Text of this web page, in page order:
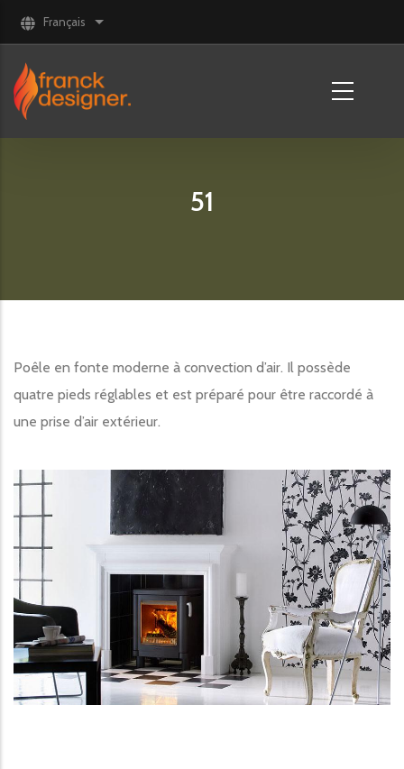
Aller au contenu principal
Français Lister les actions supplémentaires
51
Poêle en fonte moderne à convection d’air. Il possède
quatre pieds réglables et est préparé pour être raccordé à
une prise d’air extérieur.
Image produit